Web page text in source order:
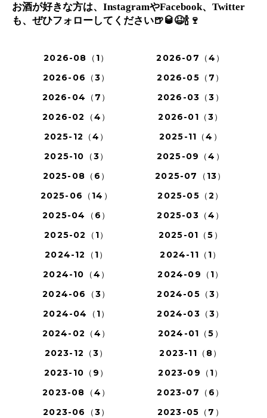
お酒が好きな方は、InstagramやFacebook、Twitter
も、ぜひフォローしてください🍺🥃😆🍾🍷
2026-08（1）
2026-07（4）
2026-06（3）
2026-05（7）
2026-04（7）
2026-03（3）
2026-02（4）
2026-01（3）
2025-12（4）
2025-11（4）
2025-10（3）
2025-09（4）
2025-08（6）
2025-07（13）
2025-06（14）
2025-05（2）
2025-04（6）
2025-03（4）
2025-02（1）
2025-01（5）
2024-12（1）
2024-11（1）
2024-10（4）
2024-09（1）
2024-06（3）
2024-05（3）
2024-04（1）
2024-03（3）
2024-02（4）
2024-01（5）
2023-12（3）
2023-11（8）
2023-10（9）
2023-09（1）
2023-08（4）
2023-07（6）
2023-06（3）
2023-05（7）